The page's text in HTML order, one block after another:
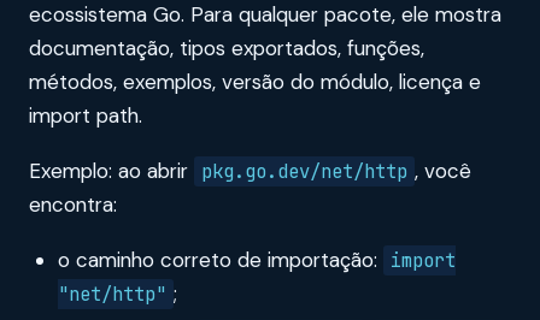
ecossistema Go. Para qualquer pacote, ele mostra
documentação, tipos exportados, funções,
métodos, exemplos, versão do módulo, licença e
import path.
Exemplo: ao abrir pkg.go.dev/net/http , você
encontra:
o caminho correto de importação:
import
"net/http" ;